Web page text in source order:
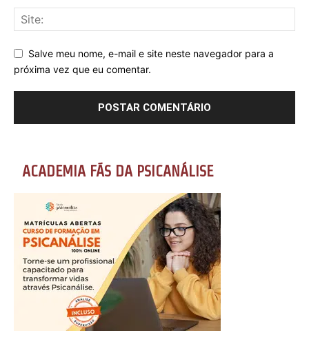
Salve meu nome, e-mail e site neste navegador para a
próxima vez que eu comentar.
ACADEMIA FÃS DA PSICANÁLISE